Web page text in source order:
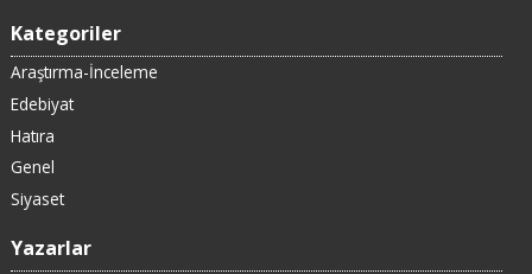
Kategoriler
Araştırma-İnceleme
Edebiyat
Hatıra
Genel
Siyaset
Yazarlar